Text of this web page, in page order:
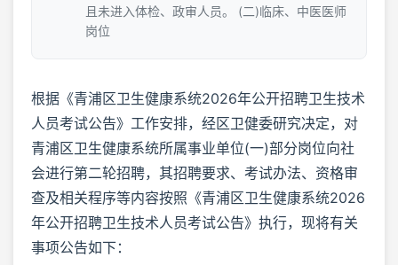
且未进入体检、政审人员。 (二)临床、中医医师
岗位
根据《青浦区卫生健康系统2026年公开招聘卫生技术
人员考试公告》工作安排，经区卫健委研究决定，对
青浦区卫生健康系统所属事业单位(一)部分岗位向社
会进行第二轮招聘，其招聘要求、考试办法、资格审
查及相关程序等内容按照《青浦区卫生健康系统2026
年公开招聘卫生技术人员考试公告》执行，现将有关
事项公告如下：